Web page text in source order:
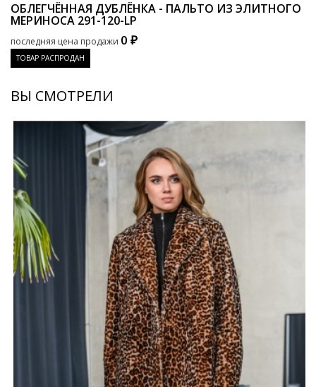
ОБЛЕГЧЁННАЯ ДУБЛЁНКА - ПАЛЬТО ИЗ ЭЛИТНОГО
МЕРИНОСА 291-120-LP
последняя цена продажи 0 ₽
ТОВАР РАСПРОДАН
ВЫ СМОТРЕЛИ